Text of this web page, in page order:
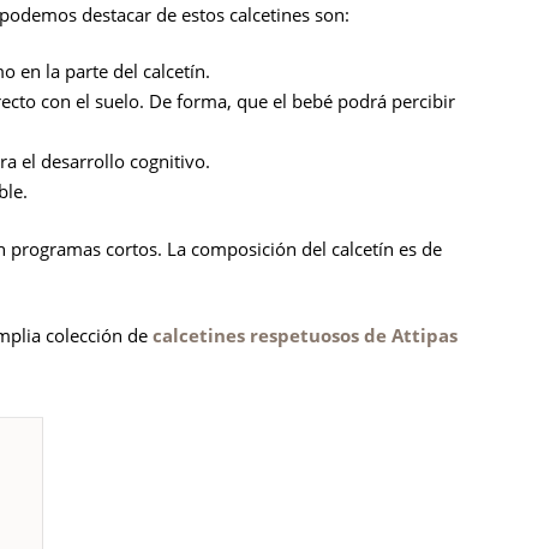
destacar de estos calcetines son:
en la parte del calcetín.
con el suelo. De forma, que el bebé podrá percibir
el desarrollo cognitivo.
cortos. La composición del calcetín es de
colección de calcetines respetuosos de Attipas